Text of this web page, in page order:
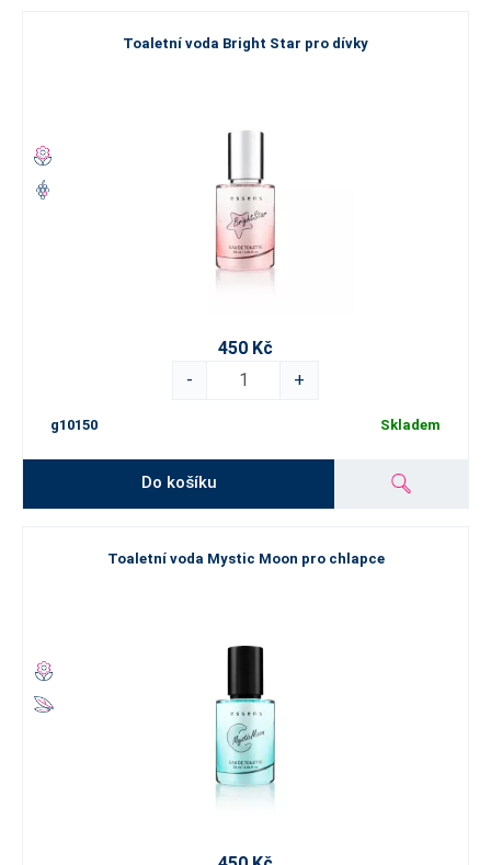
Toaletní voda Bright Star pro dívky
450 Kč
-
+
g10150 Skladem
Do košíku
Toaletní voda Mystic Moon pro chlapce